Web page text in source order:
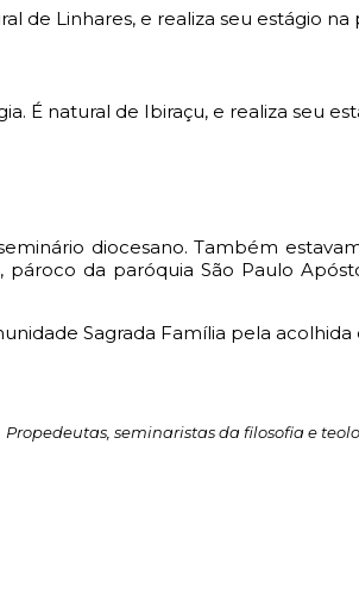
de Linhares, e realiza seu estágio
É natural de Ibiraçu, e realiza seu
diocesano. Também
pároco da paróquia São Paulo
Sagrada Família pela
Propedeutas, seminaristas da filosofia e